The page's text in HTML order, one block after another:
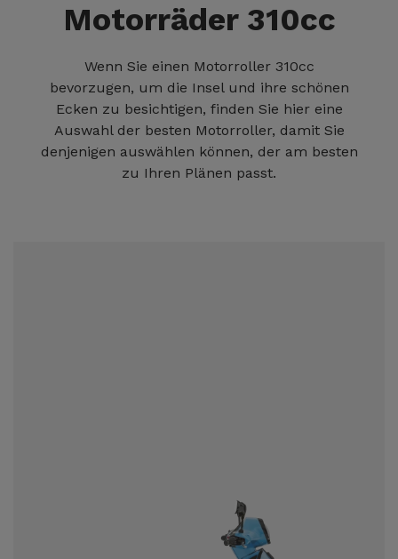
Motorräder 310cc
Wenn Sie einen Motorroller 310cc
bevorzugen, um die Insel und ihre schönen
Ecken zu besichtigen, finden Sie hier eine
Auswahl der besten Motorroller, damit Sie
denjenigen auswählen können, der am besten
zu Ihren Plänen passt.